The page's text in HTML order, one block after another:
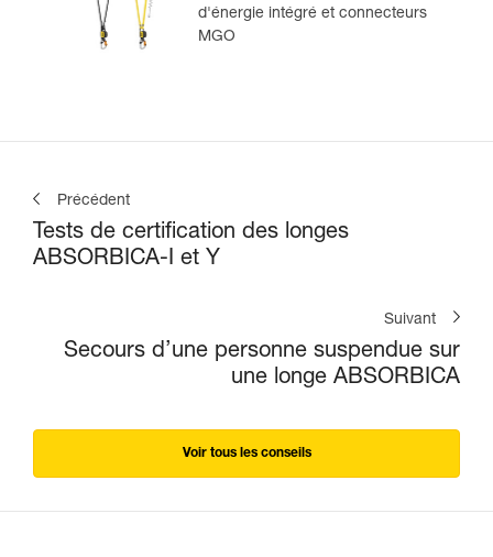
d'énergie intégré et connecteurs
MGO
Précédent
Tests de certification des longes
ABSORBICA-I et Y
Suivant
Secours d’une personne suspendue sur
une longe ABSORBICA
Voir tous les conseils